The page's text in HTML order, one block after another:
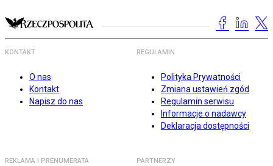
KONTAKT
O nas
Kontakt
Napisz do nas
REGULAMIN
Polityka Prywatności
Zmiana ustawień zgód
Regulamin serwisu
Informacje o nadawcy
Deklaracja dostępności
REKLAMA I PRENUMERATA PARTNERZY